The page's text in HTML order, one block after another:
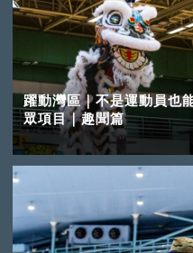
躍動灣區｜不是運動員也
眾項目｜趣聞篇